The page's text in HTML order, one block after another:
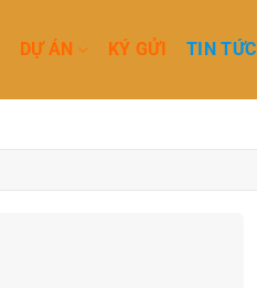
DỰ ÁN KÝ GỬI TIN TỨC